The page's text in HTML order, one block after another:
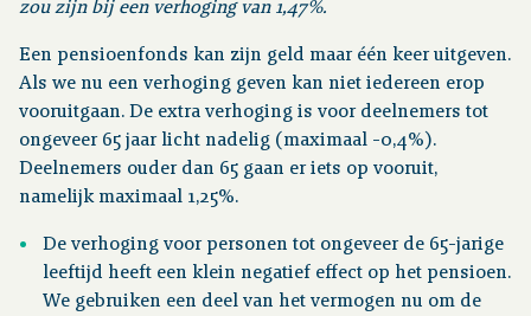
zou zijn bij een verhoging van 1,47%.
Een pensioenfonds kan zijn geld maar één keer uitgeven.
Als we nu een verhoging geven kan niet iedereen erop
vooruitgaan. De extra verhoging is voor deelnemers tot
ongeveer 65 jaar licht nadelig (maximaal -0,4%).
Deelnemers ouder dan 65 gaan er iets op vooruit,
namelijk maximaal 1,25%.
De verhoging voor personen tot ongeveer de 65-jarige
leeftijd heeft een klein negatief effect op het pensioen.
We gebruiken een deel van het vermogen nu om de